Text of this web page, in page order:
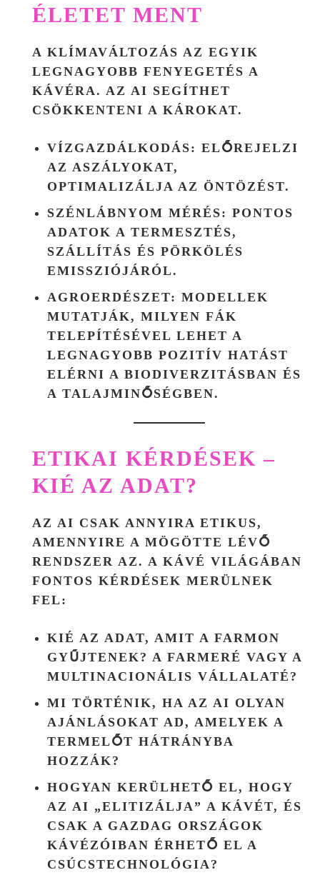
ÉLETET MENT
A KLÍMAVÁLTOZÁS AZ EGYIK
LEGNAGYOBB FENYEGETÉS A
KÁVÉRA. AZ AI SEGÍTHET
CSÖKKENTENI A KÁROKAT.
VÍZGAZDÁLKODÁS: ELŐREJELZI
AZ ASZÁLYOKAT,
OPTIMALIZÁLJA AZ ÖNTÖZÉST.
SZÉNLÁBNYOM MÉRÉS: PONTOS
ADATOK A TERMESZTÉS,
SZÁLLÍTÁS ÉS PÖRKÖLÉS
EMISSZIÓJÁRÓL.
AGROERDÉSZET: MODELLEK
MUTATJÁK, MILYEN FÁK
TELEPÍTÉSÉVEL LEHET A
LEGNAGYOBB POZITÍV HATÁST
ELÉRNI A BIODIVERZITÁSBAN ÉS
A TALAJMINŐSÉGBEN.
ETIKAI KÉRDÉSEK –
KIÉ AZ ADAT?
AZ AI CSAK ANNYIRA ETIKUS,
AMENNYIRE A MÖGÖTTE LÉVŐ
RENDSZER AZ. A KÁVÉ VILÁGÁBAN
FONTOS KÉRDÉSEK MERÜLNEK
FEL:
KIÉ AZ ADAT, AMIT A FARMON
GYŰJTENEK? A FARMERÉ VAGY A
MULTINACIONÁLIS VÁLLALATÉ?
MI TÖRTÉNIK, HA AZ AI OLYAN
AJÁNLÁSOKAT AD, AMELYEK A
TERMELŐT HÁTRÁNYBA
HOZZÁK?
HOGYAN KERÜLHETŐ EL, HOGY
AZ AI „ELITIZÁLJA” A KÁVÉT, ÉS
CSAK A GAZDAG ORSZÁGOK
KÁVÉZÓIBAN ÉRHETŐ EL A
CSÚCSTECHNOLÓGIA?